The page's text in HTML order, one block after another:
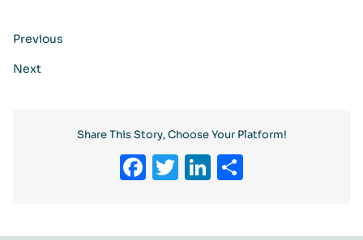
Previous
Next
Share This Story, Choose Your Platform!
Facebook
Twitter
LinkedIn